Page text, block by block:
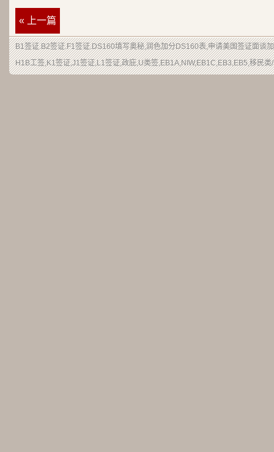
« 上一篇
B1签证.B2签证.F1签证.DS160填写奥秘,润色加分DS160表,申请美国签证面谈
H1B工签,K1签证,J1签证,L1签证,政庇,U类签,EB1A,NIW,EB1C,EB3,EB5,移民